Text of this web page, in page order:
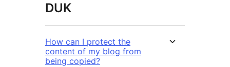
DUK
How can I protect the
content of my blog from
being copied?